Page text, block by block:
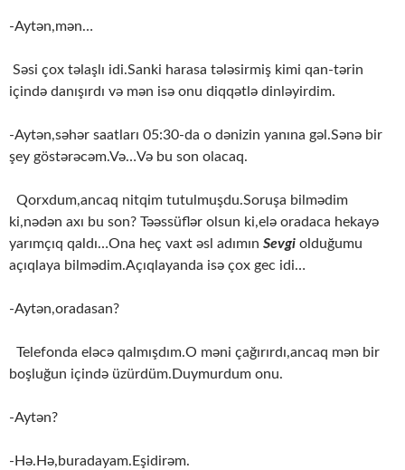
-Aytən,mən…
Səsi çox təlaşlı idi.Sanki harasa tələsirmiş kimi qan-tərin
içində danışırdı və mən isə onu diqqətlə dinləyirdim.
-Aytən,səhər saatları 05:30-da o dənizin yanına gəl.Sənə bir
şey göstərəcəm.Və…Və bu son olacaq.
Qorxdum,ancaq nitqim tutulmuşdu.Soruşa bilmədim
ki,nədən axı bu son? Təəssüflər olsun ki,elə oradaca hekayə
yarımçıq qaldı…Ona heç vaxt əsl adımın Sevgi olduğumu
açıqlaya bilmədim.Açıqlayanda isə çox gec idi…
-Aytən,oradasan?
Telefonda eləcə qalmışdım.O məni çağırırdı,ancaq mən bir
boşluğun içində üzürdüm.Duymurdum onu.
-Aytən?
-Hə.Hə,buradayam.Eşidirəm.